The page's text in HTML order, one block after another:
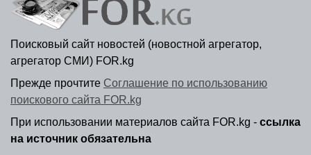
Поисковый сайт новостей (новостной агрегатор,
агрегатор СМИ) FOR.kg
Прежде прочтите Соглашение по использованию
поискового сайта FOR.kg
При использовании материалов сайта FOR.kg - ссылка
на источник обязательна